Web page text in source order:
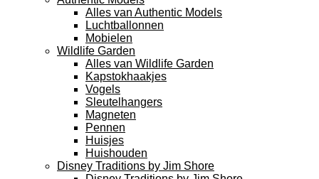
Alles van Authentic Models
Luchtballonnen
Mobielen
Wildlife Garden
Alles van Wildlife Garden
Kapstokhaakjes
Vogels
Sleutelhangers
Magneten
Pennen
Huisjes
Huishouden
Disney Traditions by Jim Shore